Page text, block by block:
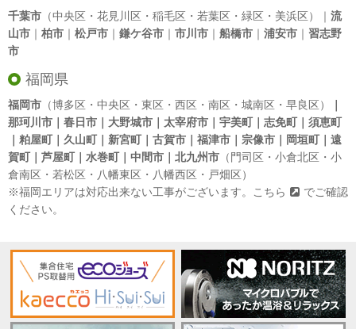
千葉市 （中央区・花見川区・稲毛区・若葉区・緑区・美浜区）｜ 流
山市 ｜ 柏市 ｜ 松戸市 ｜ 鎌ケ谷市 ｜ 市川市 ｜ 船橋市 ｜ 浦安市 ｜ 習志野
市
福岡県
福岡市 （博多区・中央区・東区・西区・南区・城南区・早良区）
那珂川市｜春日市｜大野城市｜太宰府市｜宇美町｜志免町｜須恵町
｜粕屋町｜久山町｜新宮町｜古賀市｜福津市｜宗像市｜岡垣町｜遠
賀町｜芦屋町｜水巻町｜中間市｜北九州市 （門司区・小倉北区・小
倉南区・若松区・八幡東区・八幡西区・戸畑区）
※福岡エリアは対応出来ない工事がございます。
こちら
でご確認
ください。